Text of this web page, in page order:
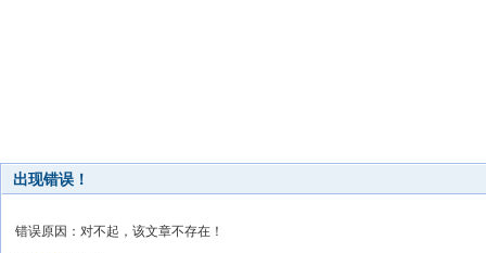
出现错误！
错误原因：对不起，该文章不存在！